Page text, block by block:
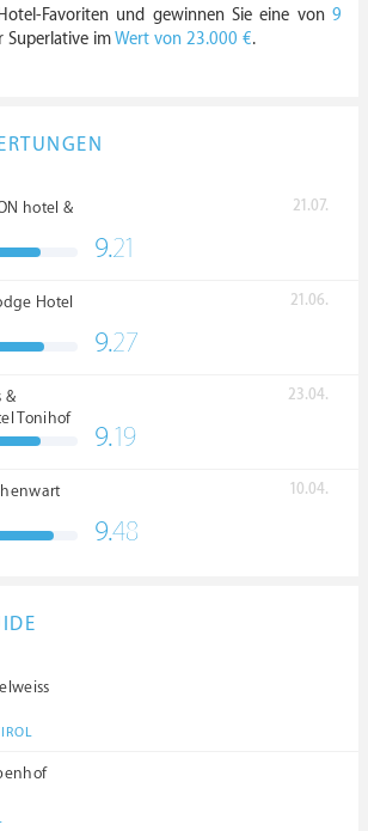
Favoriten und gewinnen Sie eine von 9
Superlative imWert von 23.000 €.
hotel &
21.07.
9.21
Hotel
21.06.
9.27
&
Tonihof
23.04.
9.19
10.04.
9.48